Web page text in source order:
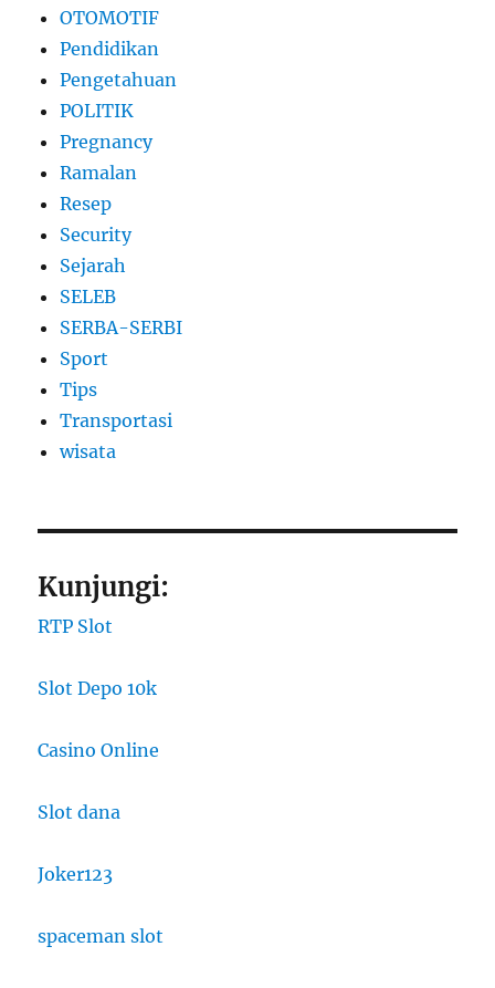
OTOMOTIF
Pendidikan
Pengetahuan
POLITIK
Pregnancy
Ramalan
Resep
Security
Sejarah
SELEB
SERBA-SERBI
Sport
Tips
Transportasi
wisata
Kunjungi:
RTP Slot
Slot Depo 10k
Casino Online
Slot dana
Joker123
spaceman slot